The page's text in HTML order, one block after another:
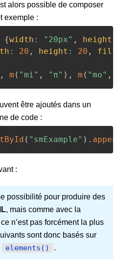
alors possible de composer
exemple :
{width : "20px" , height
: 20 , height : 20 , fill
, m ( "mi" , "π" ) , m ( "mo" ,
être ajoutés dans un
de code :
( "smExample" ) .
:
possibilité pour produire des
, mais comme avec la
ce n’est pas forcément la plus
sont donc basés sur
elements() .